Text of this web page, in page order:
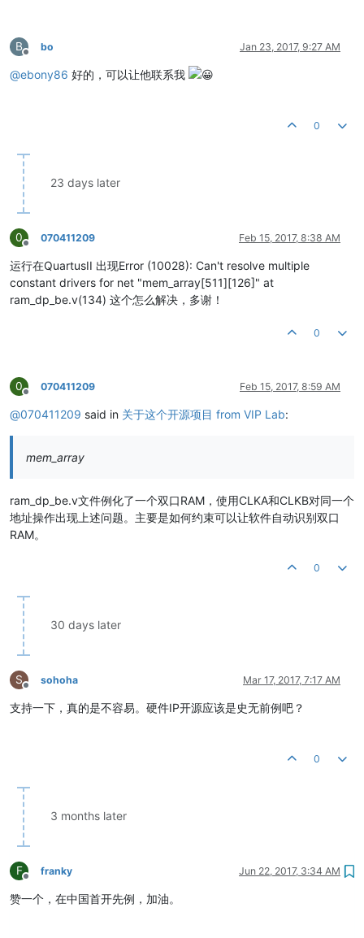
B
Offline
bo Jan 23, 2017, 9:27 AM
@ebony86 好的，可以让他联系我
0
23 days later
0
Offline
070411209 Feb 15, 2017, 8:38 AM
运行在QuartusII 出现Error (10028): Can't resolve multiple
constant drivers for net "mem_array[511][126]" at
ram_dp_be.v(134) 这个怎么解决，多谢！
0
0
Offline
070411209 Feb 15, 2017, 8:59 AM
@070411209 said in 关于这个开源项目 from VIP Lab:
mem_array
ram_dp_be.v文件例化了一个双口RAM，使用CLKA和CLKB对同一个
地址操作出现上述问题。主要是如何约束可以让软件自动识别双口
RAM。
0
30 days later
S
Offline
sohoha Mar 17, 2017, 7:17 AM
支持一下，真的是不容易。硬件IP开源应该是史无前例吧？
0
3 months later
F
Offline
franky Jun 22, 2017, 3:34 AM
赞一个，在中国首开先例，加油。